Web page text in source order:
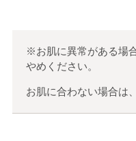
※お肌に異常がある場
やめください。
お肌に合わない場合は